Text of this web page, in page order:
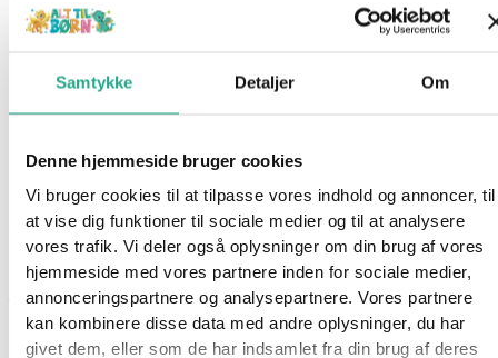
Samtykke Detaljer Om
Denne hjemmeside bruger cookies
Vi bruger cookies til at tilpasse vores indhold og annoncer, til
at vise dig funktioner til sociale medier og til at analysere
vores trafik. Vi deler også oplysninger om din brug af vores
hjemmeside med vores partnere inden for sociale medier,
annonceringspartnere og analysepartnere. Vores partnere
kan kombinere disse data med andre oplysninger, du har
givet dem, eller som de har indsamlet fra din brug af deres
Ikke på lager
Har du et barn, der bare elsker dinosaurer? Og som drømmer
om, at blive klædt ud som en mega sej dino?
Så er dette kostume lige noget for jer.
Kostumet er en heldragt og indeholder alt, hvad du skal bruge
for en fuld udklædning som dinosaur.
Specifikationer